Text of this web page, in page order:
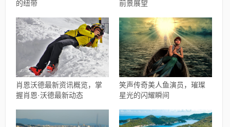
的纽带
前景展望
肖恩沃德最新资讯概览，掌
握肖恩·沃德最新动态
笑声传奇美人鱼演员，璀璨
星光的闪耀瞬间